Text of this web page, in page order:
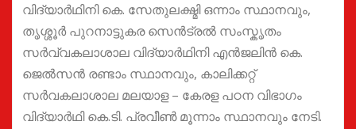
വിദ്യാർഥിനി കെ. സേതുലക്ഷ്മി ഒന്നാം സ്ഥാനവും,
തൃശ്ശൂർ പുറനാട്ടുകര സെൻട്രൽ സംസ്കൃതം
സർവ്വകലാശാല വിദ്യാർഥിനി എൻജലിൻ കെ.
ജെൽസൻ രണ്ടാം സ്ഥാനവും, കാലിക്കറ്റ്
സർവകലാശാല മലയാള – കേരള പഠന വിഭാഗം
വിദ്യാർഥി കെ.ടി. പ്രവീൺ മൂന്നാം സ്ഥാനവും നേടി.